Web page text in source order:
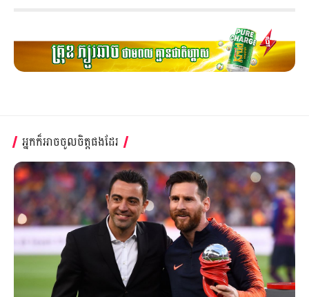
អ្នកក៏អាចចូលចិត្តផងដែរ